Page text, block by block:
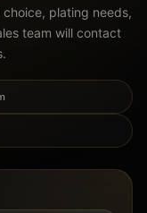
plating needs,
team will contact